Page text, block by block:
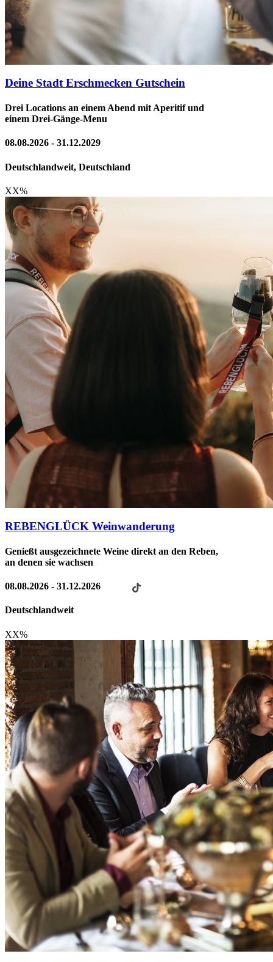
Deine Stadt Erschmecken Gutschein
Drei Locations an einem Abend mit Aperitif und
einem Drei-Gänge-Menu
08.08.2026 - 31.12.2029
Deutschlandweit, Deutschland
XX%
REBENGLÜCK Weinwanderung
Genießt ausgezeichnete Weine direkt an den Reben,
an denen sie wachsen
08.08.2026 - 31.12.2026
Deutschlandweit
XX%